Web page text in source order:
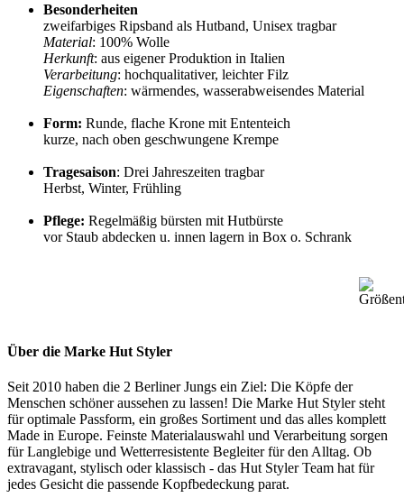
Besonderheiten
zweifarbiges Ripsband als Hutband, Unisex tragbar
Material: 100% Wolle
Herkunft: aus eigener Produktion in Italien
Verarbeitung: hochqualitativer, leichter Filz
Eigenschaften: wärmendes, wasserabweisendes Material
Form: Runde, flache Krone mit Ententeich
kurze, nach oben geschwungene Krempe
Tragesaison: Drei Jahreszeiten tragbar
Herbst, Winter, Frühling
Pflege: Regelmäßig bürsten mit Hutbürste
vor Staub abdecken u. innen lagern in Box o. Schrank
Über die Marke Hut Styler
Seit 2010 haben die 2 Berliner Jungs ein Ziel: Die Köpfe der
Menschen schöner aussehen zu lassen! Die Marke Hut Styler steht
für optimale Passform, ein großes Sortiment und das alles komplett
Made in Europe. Feinste Materialauswahl und Verarbeitung sorgen
für Langlebige und Wetterresistente Begleiter für den Alltag. Ob
extravagant, stylisch oder klassisch - das Hut Styler Team hat für
jedes Gesicht die passende Kopfbedeckung parat.